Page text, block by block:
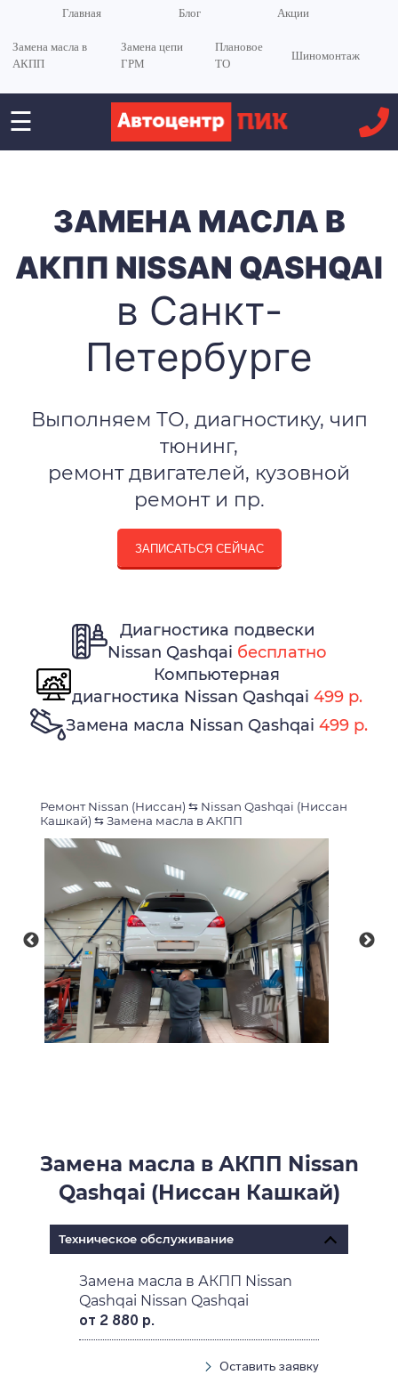
Главная Блог Акции
Замена масла в
АКПП
Замена цепи
ГРМ
Плановое
ТО
Шиномонтаж
☰
ЗАМЕНА МАСЛА В
АКПП NISSAN QASHQAI
в Санкт-
Петербурге
Выполняем ТО, диагностику, чип
тюнинг,
ремонт двигателей, кузовной
ремонт и пр.
ЗАПИСАТЬСЯ СЕЙЧАС
Диагностика подвески
Nissan Qashqai бесплатно
Компьютерная
диагностика Nissan Qashqai 499 р.
Замена масла Nissan Qashqai 499 р.
Ремонт Nissan (Ниссан) ⇆ Nissan Qashqai (Ниссан
Кашкай) ⇆Замена масла в АКПП
Замена масла в АКПП Nissan
Qashqai (Ниссан Кашкай)
Техническое обслуживание
Замена масла в АКПП Nissan
Qashqai Nissan Qashqai
от 2 880 р.
Оставить заявку